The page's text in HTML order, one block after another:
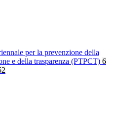
per la prevenzione della
e della trasparenza (PTPCT) 6